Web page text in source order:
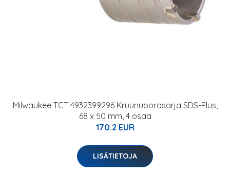
Milwaukee TCT 4932399296 Kruunuporasarja SDS-Plus,
68 x 50 mm, 4 osaa
170.2 EUR
LISÄTIETOJA